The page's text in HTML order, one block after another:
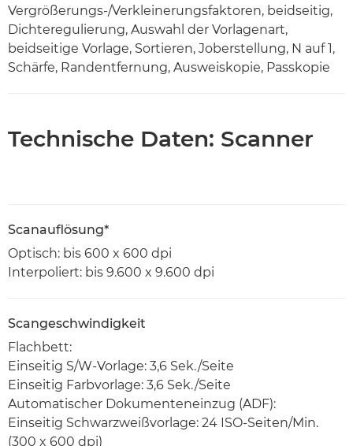
Vergrößerungs-/Verkleinerungsfaktoren, beidseitig,
Dichteregulierung, Auswahl der Vorlagenart,
beidseitige Vorlage, Sortieren, Joberstellung, N auf 1,
Schärfe, Randentfernung, Ausweiskopie, Passkopie
Technische Daten: Scanner
Scanauflösung*
Optisch: bis 600 x 600 dpi
Interpoliert: bis 9.600 x 9.600 dpi
Scangeschwindigkeit
Flachbett:
Einseitig S/W-Vorlage: 3,6 Sek./Seite
Einseitig Farbvorlage: 3,6 Sek./Seite
Automatischer Dokumenteneinzug (ADF):
Einseitig Schwarzweißvorlage: 24 ISO-Seiten/Min.
(300 x 600 dpi)